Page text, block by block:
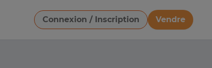
Connexion / Inscription
Vendre
Télécharger une image